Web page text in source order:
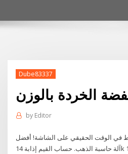
Dube83337
الخردة بالوزن
by Editor
في الوقت الحقيقي على الشاشة! أفضل
آلة حاسبة الذهب. حساب القيم إذابة 14k 18k 22k مع الخصومات الخاصة